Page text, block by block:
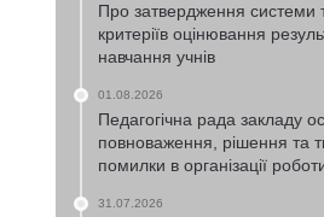
Про затвердження системи
критеріїв оцінювання
навчання учнів
01.08.2026
Педагогічна рада закладу
повноваження, рішення та
помилки в організації
31.07.2026